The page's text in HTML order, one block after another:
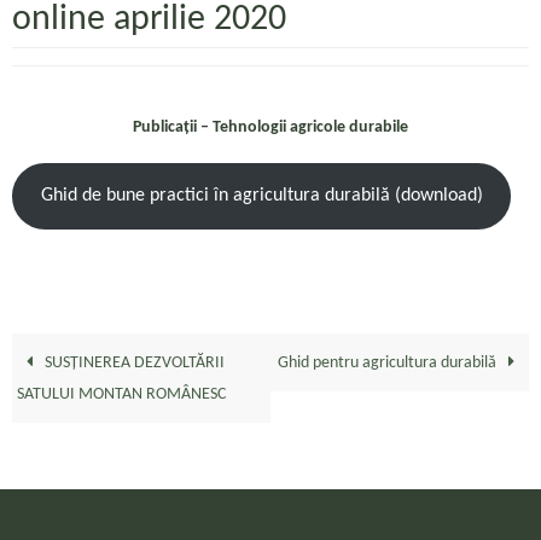
online aprilie 2020
Publicații – Tehnologii agricole durabile
Ghid de bune practici în agricultura durabilă (download)
SUSȚINEREA DEZVOLTĂRII
SATULUI MONTAN ROMÂNESC
Ghid pentru agricultura durabilă